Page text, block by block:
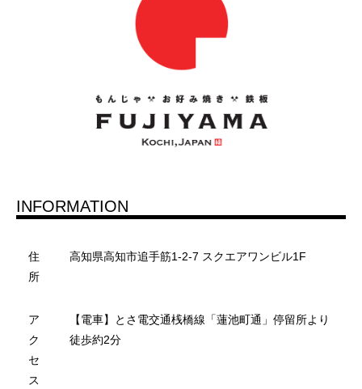
INFORMATION
住
所
高知県高知市追手筋1-2-7 スクエアワンビル1F
ア
ク
セ
ス
【電車】とさ電交通桟橋線「蓮池町通」停留所より
徒歩約2分